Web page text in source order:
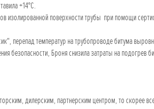
+14°С.
изолированной поверхности трубы при помощи
перепад температур на трубопроводе битума
безопасности, Броня снизила затраты на подогрев
дилерским, партнерским центром, то скорее